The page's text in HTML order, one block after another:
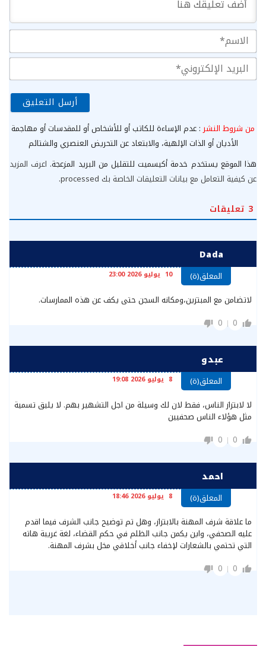
من شروط النشر: عدم الإساءة للكاتب أو للأشخاص أو للمقدسات أو مهاجمة
الأديان أو الذات الإلهية، والابتعاد عن التحريض العنصري والشتائم
هذا الموقع يستخدم خدمة أكيسميت للتقليل من البريد المزعجة. اعرف المزيد
عن كيفية التعامل مع بيانات التعليقات الخاصة بك processed
.
3 تعليقات
Dada
المعلق(ة) 10 يوليو 2026 23:00
لاتضامن مع المبتزين،ومكانه السجن حتى يكف عن هذه الممارسات.
0
0
عبدو
المعلق(ة) 8 يوليو 2026 19:08
لا لابتزاز الناس، فقط لان لك وسيلة من اجل التشهير بهم. لا يليق تسمية
مثل هؤلاء الناس صحفيين
0
0
احمد
المعلق(ة) 8 يوليو 2026 18:46
ما علاقة شرف المهنة بالابتزاز، وهل تم توضيح جانب الشرف فيما اقدم
عليه الصحفي، واين يكمن جانب الظلم في حكم القضاء، لغة غريبة هاته
التي تحتمي بالشعارات لإخفاء جانب أخلاقي مخل بشرف المهنة.
0
0